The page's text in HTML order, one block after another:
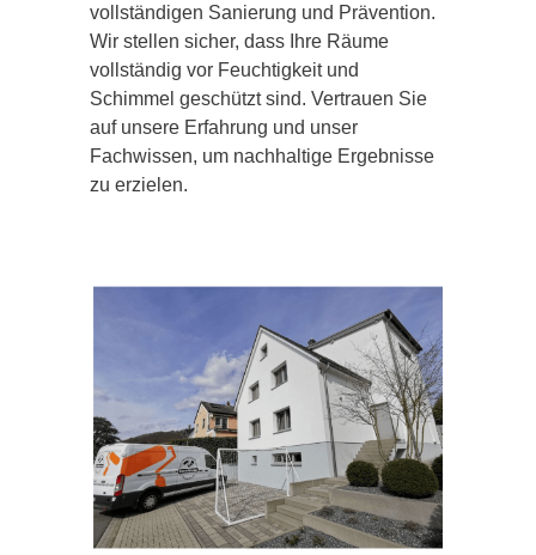
vollständigen Sanierung und Prävention.
Wir stellen sicher, dass Ihre Räume
vollständig vor Feuchtigkeit und
Schimmel geschützt sind. Vertrauen Sie
auf unsere Erfahrung und unser
Fachwissen, um nachhaltige Ergebnisse
zu erzielen.